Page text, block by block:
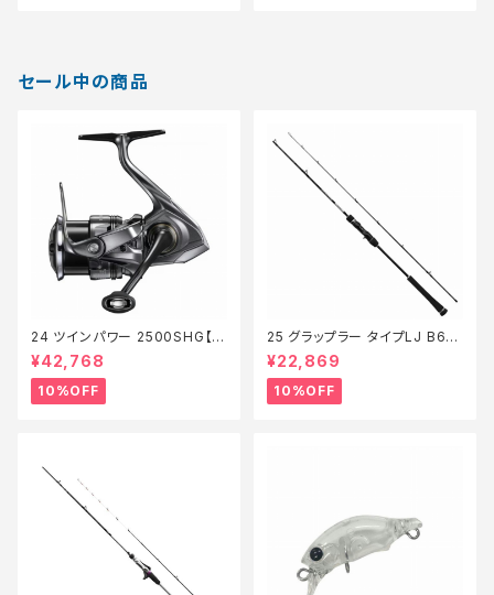
セール中の商品
24 ツインパワー 2500SHG【継
続セール_リール】【10】
¥42,768
10%OFF
25 グラップラー タイプLJ B63-
3【継続セール_ロッド】【10】
¥22,869
10%OFF